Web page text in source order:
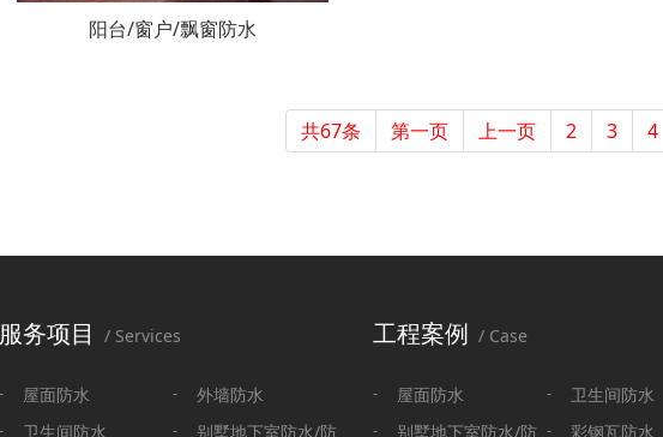
阳台/窗户/飘窗防水
共67条 第一页 上一页 2 3 4
服务项目 / Services
屋面防水
外墙防水
卫生间防水
别墅地下室防水/防
工程案例 / Case
屋面防水
卫生间防水
别墅地下室防水/防
彩钢瓦防水